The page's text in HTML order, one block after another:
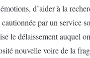
d’aider à la
par un service
le délaissement auquel
nouvelle voire de la